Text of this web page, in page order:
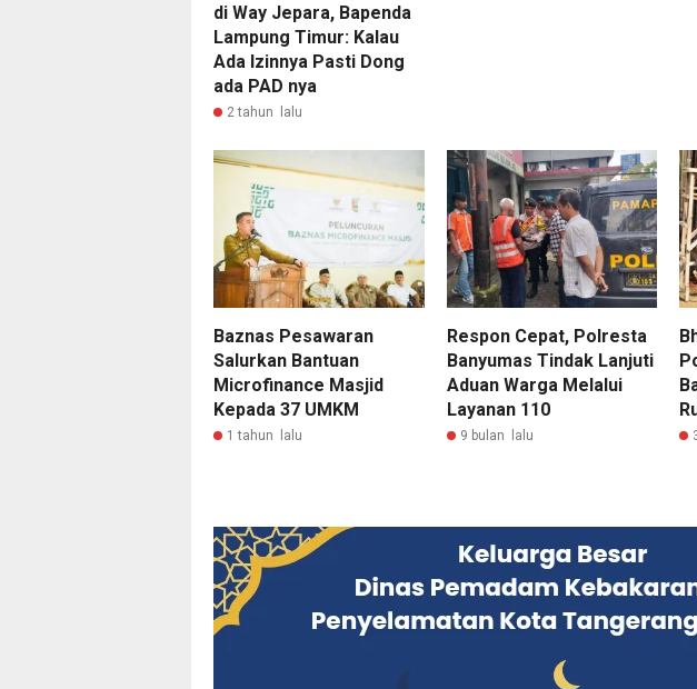
di Way Jepara, Bapenda
Lampung Timur: Kalau
Ada Izinnya Pasti Dong
ada PAD nya
2 tahun lalu
Baznas Pesawaran
Salurkan Bantuan
Microfinance Masjid
Kepada 37 UMKM
1 tahun lalu
Respon Cepat, Polresta
Banyumas Tindak Lanjuti
Aduan Warga Melalui
Layanan 110
9 bulan lalu